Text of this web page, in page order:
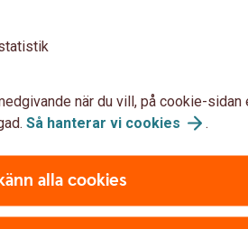
när du vill, på cookie-sidan
Så hanterar vi cookies .
alla cookies